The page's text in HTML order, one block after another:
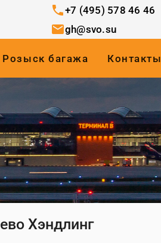
phone+7 (495) 578 46 46
emailgh@svo.su
Розыск багажа Контакты
Хэндлинг